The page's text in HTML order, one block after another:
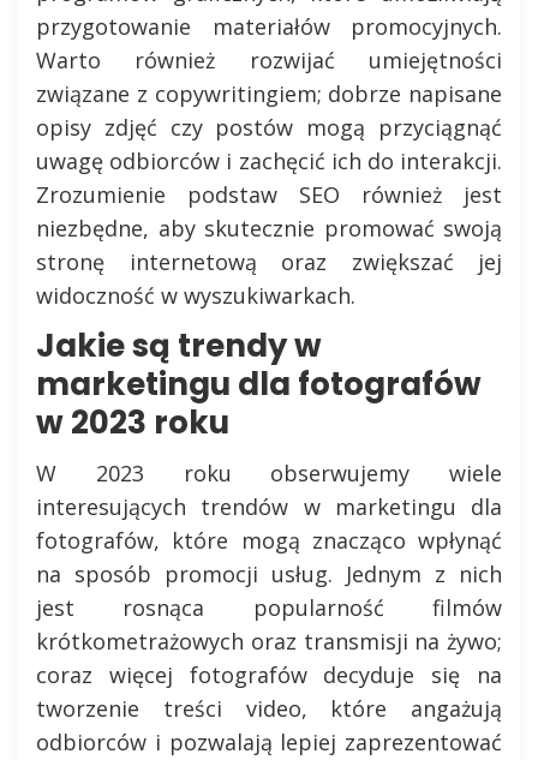
przygotowanie materiałów promocyjnych.
Warto również rozwijać umiejętności
związane z copywritingiem; dobrze napisane
opisy zdjęć czy postów mogą przyciągnąć
uwagę odbiorców i zachęcić ich do interakcji.
Zrozumienie podstaw SEO również jest
niezbędne, aby skutecznie promować swoją
stronę internetową oraz zwiększać jej
widoczność w wyszukiwarkach.
Jakie są trendy w
marketingu dla fotografów
w 2023 roku
W 2023 roku obserwujemy wiele
interesujących trendów w marketingu dla
fotografów, które mogą znacząco wpłynąć
na sposób promocji usług. Jednym z nich
jest rosnąca popularność filmów
krótkometrażowych oraz transmisji na żywo;
coraz więcej fotografów decyduje się na
tworzenie treści video, które angażują
odbiorców i pozwalają lepiej zaprezentować